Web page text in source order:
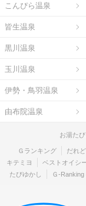
こんぴら温泉
皆生温泉
黒川温泉
玉川温泉
伊勢・鳥羽温泉
由布院温泉
お湯た
Ｇランキング だれど
キテミヨ
ベストオイシ
たびゆかし
Ｇ-